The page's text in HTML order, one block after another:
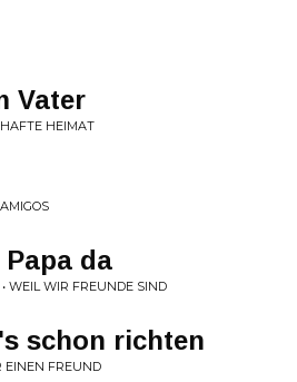
Vater
HEIMAT
da
WEIL WIR FREUNDE SIND
schon richten
EINEN FREUND